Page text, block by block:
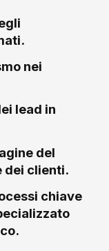
nei
lead in
del
dei clienti.
chiave